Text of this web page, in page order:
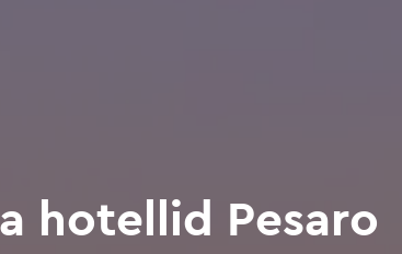
hotellid Pesaro